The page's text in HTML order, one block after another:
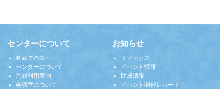
センターについて
初めての方へ
センターについて
施設利用案内
会議室について
お知らせ
トピックス
イベント情報
助成情報
イベント開催レポート